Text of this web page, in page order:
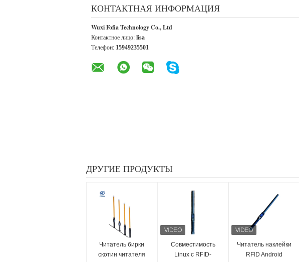
КОНТАКТНАЯ ИНФОРМАЦИЯ
Wuxi Fofia Technology Co., Ltd
Контактное лицо: lisa
Телефон: 15949235501
ДРУГИЕ ПРОДУКТЫ
Читатель бирки
скотин читателя
Совместимость
Linux с RFID-
Читатель наклейки
RFID Android